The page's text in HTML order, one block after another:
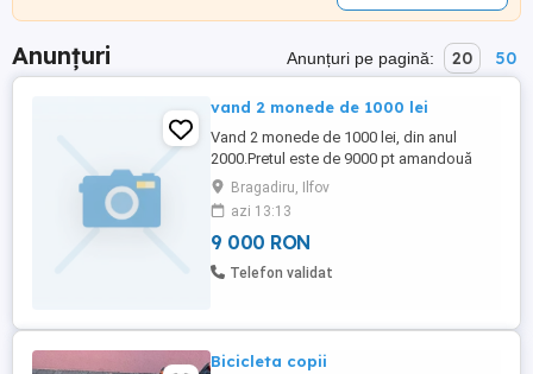
Anunțuri Anunțuri pe pagină: 20 50
vand 2 monede de 1000 lei
Vand 2 monede de 1000 lei, din anul
2000.Pretul este de 9000 pt amandouă
monedele, sau 5000 de lei
bucată.Vanzarea o fac doar prin curier
rapid platit de catre cumparator in orice
punct al țării.
Bragadiru, Ilfov
azi 13:13
9 000 RON
Telefon validat
Bicicleta copii